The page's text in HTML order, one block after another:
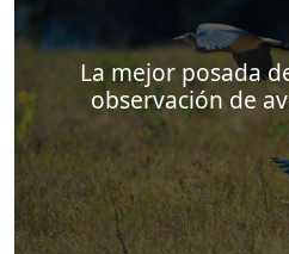
caballo, a través de las
pueden conocer
La mejor posada
observación de